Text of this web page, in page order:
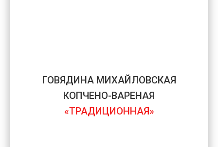
ГОВЯДИНА МИХАЙЛОВСКАЯ
КОПЧЕНО-ВАРЕНАЯ
«ТРАДИЦИОННАЯ»